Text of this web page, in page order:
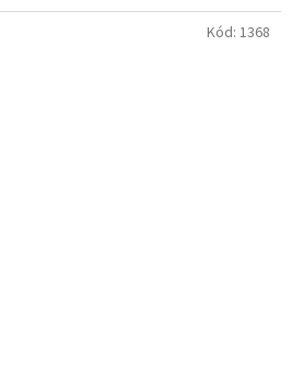
Kód: 1368